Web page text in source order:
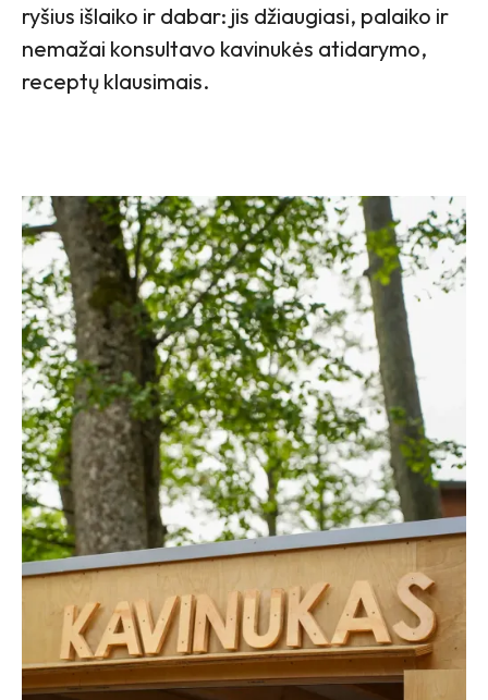
ryšius išlaiko ir dabar: jis džiaugiasi, palaiko ir
nemažai konsultavo kavinukės atidarymo,
receptų klausimais.